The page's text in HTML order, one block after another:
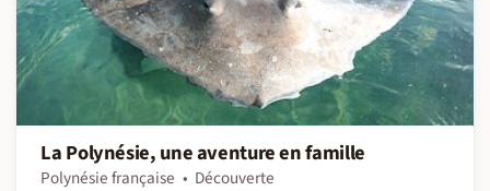
La Polynésie, une aventure en famille
Polynésie française
Découverte